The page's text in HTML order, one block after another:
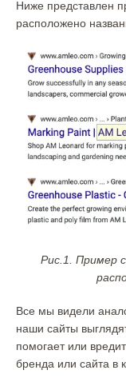
Ниже представлен
расположено
Рис.1. Пример
Все мы видели
наши сайты
помогает или
бренда или сайта в